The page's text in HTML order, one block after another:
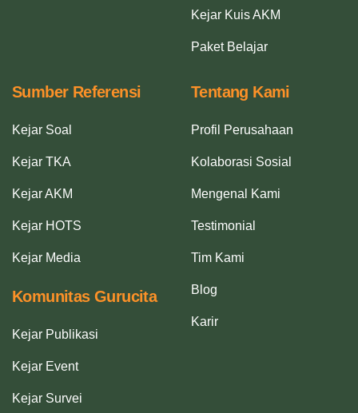
Kejar Kuis AKM
Paket Belajar
Sumber Referensi
Kejar Soal
Kejar TKA
Kejar AKM
Kejar HOTS
Kejar Media
Komunitas Gurucita
Kejar Publikasi
Kejar Event
Kejar Survei
Tentang Kami
Profil Perusahaan
Kolaborasi Sosial
Mengenal Kami
Testimonial
Tim Kami
Blog
Karir